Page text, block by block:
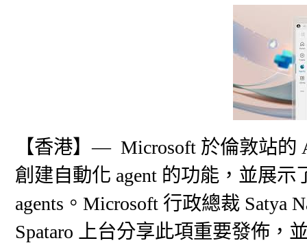
【香港】— Microsoft 於倫敦站的
創建自動化 agent 的功能，並展示
agents。Microsoft 行政總裁 Satya
Spataro 上台分享此項重要發佈，